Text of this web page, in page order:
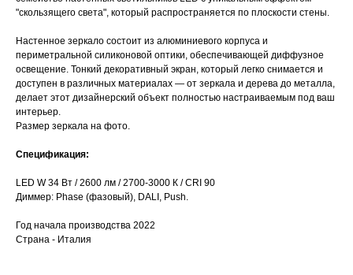
"скользящего света", который распространяется по плоскости стены.
Настенное зеркало состоит из алюминиевого корпуса и
периметральной силиконовой оптики, обеспечивающей диффузное
освещение. Тонкий декоративный экран, который легко снимается и
доступен в различных материалах — от зеркала и дерева до металла,
делает этот дизайнерский объект полностью настраиваемым под ваш
интерьер.
Размер зеркала на фото.
Спецификация:
LED W 34 Вт / 2600 лм / 2700-3000 К / CRI 90
Диммер: Phase (фазовый), DALI, Push.
Год начала производства 2022
Страна - Италия